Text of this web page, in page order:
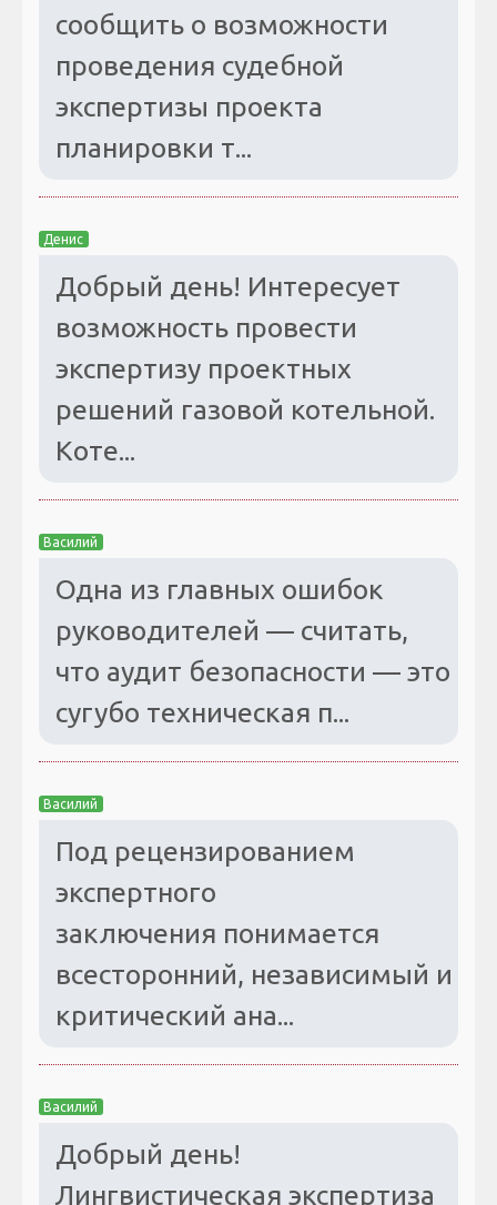
сообщить о возможности
проведения судебной
экспертизы проекта
планировки т...
Денис
Добрый день! Интересует
возможность провести
экспертизу проектных
решений газовой котельной.
Коте...
Василий
Одна из главных ошибок
руководителей — считать,
что аудит безопасности — это
сугубо техническая п...
Василий
Под рецензированием
экспертного
заключения понимается
всесторонний, независимый и
критический ана...
Василий
Добрый день!
Лингвистическая экспертиза